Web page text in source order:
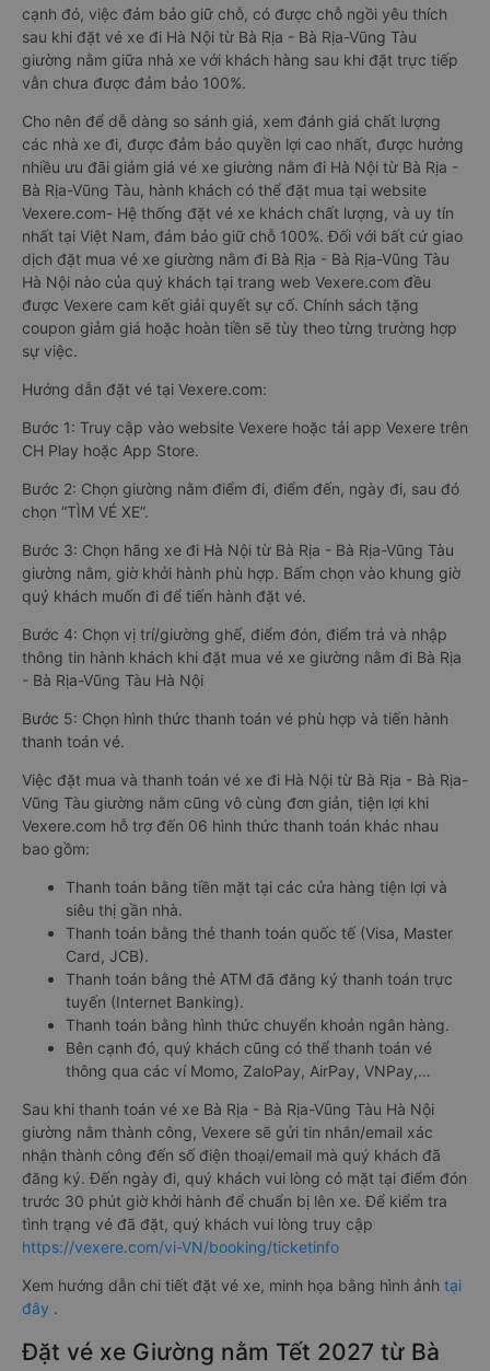
cạnh đó, việc đảm bảo giữ chỗ, có được chỗ ngồi yêu thích
sau khi đặt vé xe đi Hà Nội từ Bà Rịa - Bà Rịa-Vũng Tàu
giường nằm giữa nhà xe với khách hàng sau khi đặt trực tiếp
vẫn chưa được đảm bảo 100%.
Cho nên để dễ dàng so sánh giá, xem đánh giá chất lượng
các nhà xe đi, được đảm bảo quyền lợi cao nhất, được hưởng
nhiều ưu đãi giảm giá vé xe giường nằm đi Hà Nội từ Bà Rịa -
Bà Rịa-Vũng Tàu, hành khách có thể đặt mua tại website
Vexere.com- Hệ thống đặt vé xe khách chất lượng, và uy tín
nhất tại Việt Nam, đảm bảo giữ chỗ 100%. Đối với bất cứ giao
dịch đặt mua vé xe giường nằm đi Bà Rịa - Bà Rịa-Vũng Tàu
Hà Nội nào của quý khách tại trang web Vexere.com đều
được Vexere cam kết giải quyết sự cố. Chính sách tặng
coupon giảm giá hoặc hoàn tiền sẽ tùy theo từng trường hợp
sự việc.
Hướng dẫn đặt vé tại Vexere.com:
Bước 1: Truy cập vào website Vexere hoặc tải app Vexere trên
CH Play hoặc App Store.
Bước 2: Chọn giường nằm điểm đi, điểm đến, ngày đi, sau đó
chọn “TÌM VÉ XE”.
Bước 3: Chọn hãng xe đi Hà Nội từ Bà Rịa - Bà Rịa-Vũng Tàu
giường nằm, giờ khởi hành phù hợp. Bấm chọn vào khung giờ
quý khách muốn đi để tiến hành đặt vé.
Bước 4: Chọn vị trí/giường ghế, điểm đón, điểm trả và nhập
thông tin hành khách khi đặt mua vé xe giường nằm đi Bà Rịa
- Bà Rịa-Vũng Tàu Hà Nội
Bước 5: Chọn hình thức thanh toán vé phù hợp và tiến hành
thanh toán vé.
Việc đặt mua và thanh toán vé xe đi Hà Nội từ Bà Rịa - Bà Rịa-
Vũng Tàu giường nằm cũng vô cùng đơn giản, tiện lợi khi
Vexere.com hỗ trợ đến 06 hình thức thanh toán khác nhau
bao gồm:
Thanh toán bằng tiền mặt tại các cửa hàng tiện lợi và
siêu thị gần nhà.
Thanh toán bằng thẻ thanh toán quốc tế (Visa, Master
Card, JCB).
Thanh toán bằng thẻ ATM đã đăng ký thanh toán trực
tuyến (Internet Banking).
Thanh toán bằng hình thức chuyển khoản ngân hàng.
Bên cạnh đó, quý khách cũng có thể thanh toán vé
thông qua các ví Momo, ZaloPay, AirPay, VNPay,…
Sau khi thanh toán vé xe Bà Rịa - Bà Rịa-Vũng Tàu Hà Nội
giường nằm thành công, Vexere sẽ gửi tin nhắn/email xác
nhận thành công đến số điện thoại/email mà quý khách đã
đăng ký. Đến ngày đi, quý khách vui lòng có mặt tại điểm đón
trước 30 phút giờ khởi hành để chuẩn bị lên xe. Để kiểm tra
tình trạng vé đã đặt, quý khách vui lòng truy cập
https://vexere.com/vi-VN/booking/ticketinfo
Xem hướng dẫn chi tiết đặt vé xe, minh họa bằng hình ảnh tại
đây .
Đặt vé xe Giường nằm Tết 2027 từ Bà